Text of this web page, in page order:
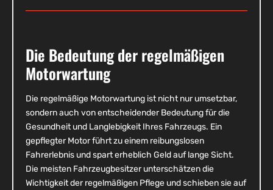
Die Bedeutung der regelmäßigen
Motorwartung
Die regelmäßige Motorwartung ist nicht nur umsetzbar,
sondern auch von entscheidender Bedeutung für die
Gesundheit und Langlebigkeit Ihres Fahrzeugs. Ein
gepflegter Motor führt zu einem reibungslosen
Fahrerlebnis und spart erheblich Geld auf lange Sicht.
Die meisten Fahrzeugbesitzer unterschätzen die
Wichtigkeit der regelmäßigen Pflege und schieben sie auf